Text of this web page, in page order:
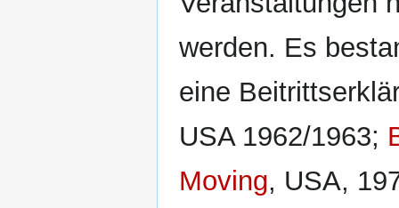
werden. Es
eine
USA 1962/1963;
Moving, USA,